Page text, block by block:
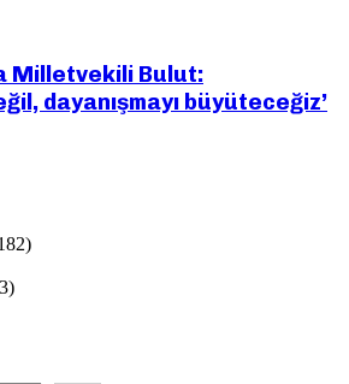
Milletvekili Bulut:
dayanışmayı büyüteceğiz’